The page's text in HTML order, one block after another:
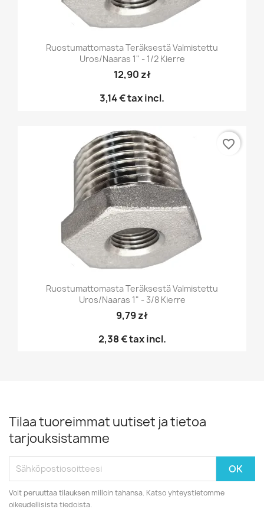
Ruostumattomasta Teräksestä Valmistettu
Uros/naaras 1" - 1/2 Kierre
12,90 zł
3,14 €tax incl.
Ruostumattomasta Teräksestä Valmistettu
Uros/naaras 1" - 3/8 Kierre
9,79 zł
2,38 €tax incl.
favorite_border
Tilaa tuoreimmat uutiset ja tietoa
tarjouksistamme
Voit peruuttaa tilauksen milloin tahansa. Katso yhteystietomme
oikeudellisista tiedoista.